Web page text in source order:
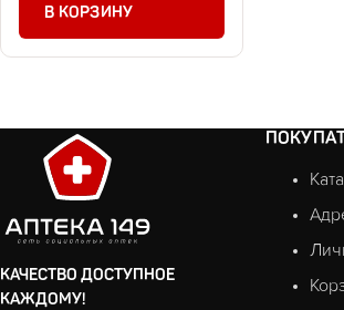
В КОРЗИНУ
КАЧЕСТВО ДОСТУПНОЕ
КАЖДОМУ!